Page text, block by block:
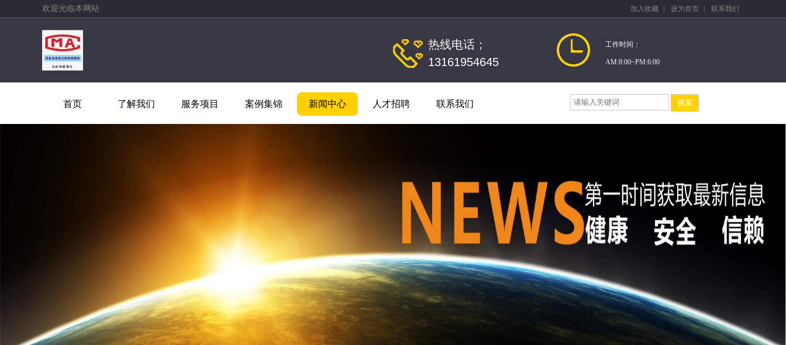
欢迎光临本网站 加入收藏 设为首页 联系我们
热线电话；
13161954645
工作时间：
AM:8:00~PM:6:00
首页 了解我们 服务项目 案例集锦 新闻中心 人才招聘 联系我们